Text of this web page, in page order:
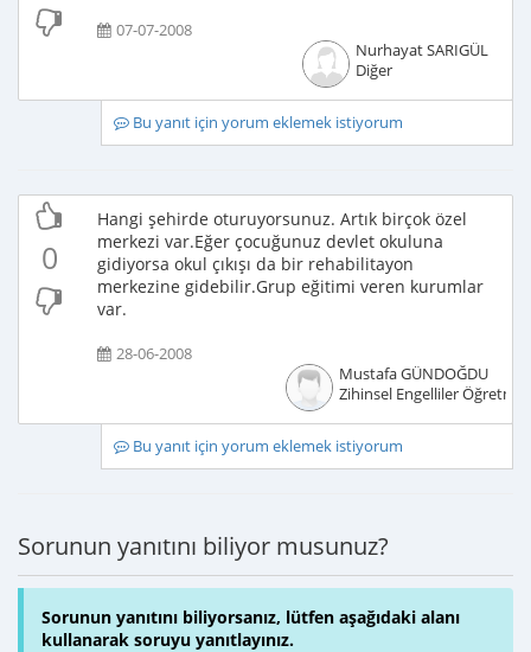
07-07-2008
Nurhayat SARIGÜL
Diğer
Bu yanıt için yorum eklemek istiyorum
0
Hangi şehirde oturuyorsunuz. Artık birçok özel
merkezi var.Eğer çocuğunuz devlet okuluna
gidiyorsa okul çıkışı da bir rehabilitayon
merkezine gidebilir.Grup eğitimi veren kurumlar
var.
28-06-2008
Mustafa GÜNDOĞDU
Zihinsel Engelliler
Bu yanıt için yorum eklemek istiyorum
Sorunun yanıtını biliyor musunuz?
Sorunun yanıtını biliyorsanız, lütfen aşağıdaki alanı
kullanarak soruyu yanıtlayınız.